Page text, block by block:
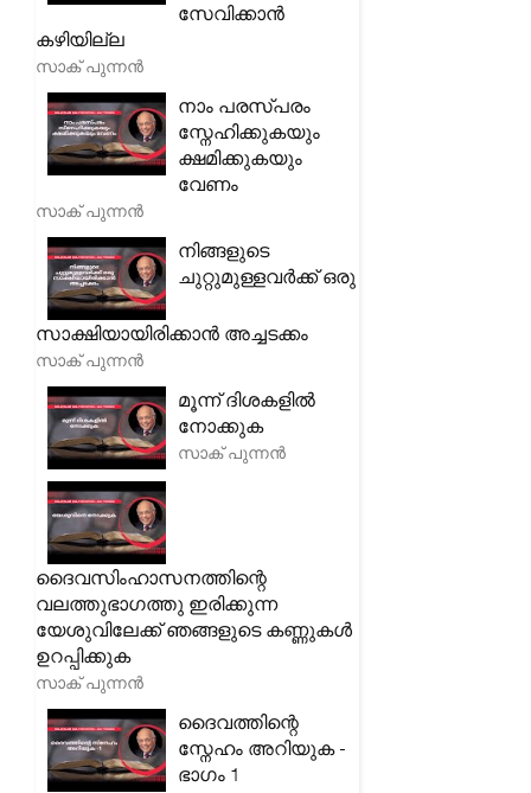
സേവിക്കാൻ
കഴിയില്ല
സാക് പുന്നൻ
നാം പരസ്പരം
സ്നേഹിക്കുകയും
ക്ഷമിക്കുകയും
വേണം
സാക് പുന്നൻ
നിങ്ങളുടെ
ചുറ്റുമുള്ളവർക്ക് ഒരു
സാക്ഷിയായിരിക്കാൻ അച്ചടക്കം
സാക് പുന്നൻ
മൂന്ന് ദിശകളിൽ
നോക്കുക
സാക് പുന്നൻ
ദൈവസിംഹാസനത്തിന്റെ
വലത്തുഭാഗത്തു ഇരിക്കുന്ന
യേശുവിലേക്ക് ഞങ്ങളുടെ കണ്ണുകൾ
ഉറപ്പിക്കുക
സാക് പുന്നൻ
ദൈവത്തിന്റെ
സ്നേഹം അറിയുക -
ഭാഗം 1